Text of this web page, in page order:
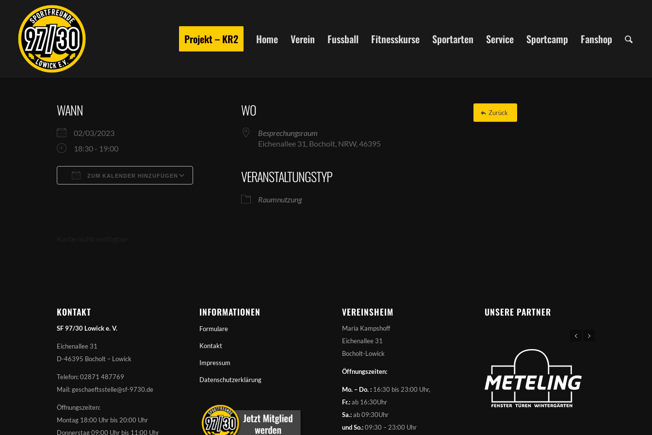
Projekt – KR2 Home Verein Fussball Fitnesskurse Sportarten Service Sportcamp Fanshop
WANN
02/03/2023
18:30 - 19:00
ZUM KALENDER HINZUFÜGEN
Google Kalender
WO
Besprechungsraum
Eichenallee 31, Bocholt, NRW, 46395
VERANSTALTUNGSTYP
Raumnutzung
Zurück
KONTAKT
SF 97/30 Lowick e. V.
Eichenallee 31
D-46395 Bocholt – Lowick
Telefon: 02871 487769
Mail: geschaeftsstelle@sf-9730.de
Öffnungszeiten:
Montag 18:00 Uhr bis 20:00 Uhr
Donnerstag 09:00 Uhr bis 11:00 Uhr
INFORMATIONEN
Formulare
Kontakt
Impressum
Datenschutzerklärung
VEREINSHEIM
Maria Kampshoff
Eichenallee 31
Bocholt-Lowick
Öffnungszeiten:
Mo. – Do. : 16:30 bis 23:00 Uhr,
Fr.:ab 16:30Uhr
Sa.:ab 09:30Uhr
und So.:09:30 – 23:00 Uhr
UNSERE PARTNER